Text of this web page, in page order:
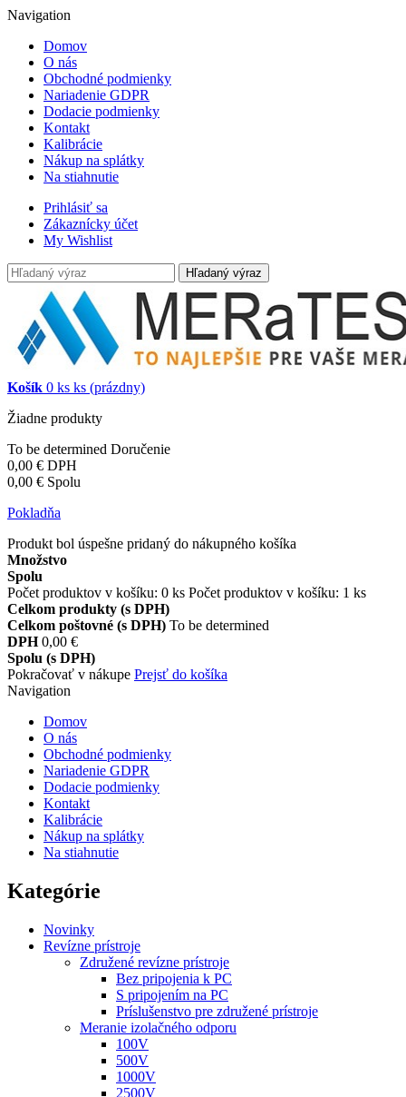
Navigation
Domov
O nás
Obchodné podmienky
Nariadenie GDPR
Dodacie podmienky
Kontakt
Kalibrácie
Nákup na splátky
Na stiahnutie
Prihlásiť sa
Zákaznícky účet
My Wishlist
Hľadaný výraz
Košík 0 ks ks (prázdny)
Žiadne produkty
To be determined Doručenie
0,00 € DPH
0,00 € Spolu
Pokladňa
Produkt bol úspešne pridaný do nákupného košíka
Množstvo
Spolu
Počet produktov v košíku: 0 ks Počet produktov v košíku: 1 ks
Celkom produkty (s DPH)
Celkom poštovné (s DPH) To be determined
DPH 0,00 €
Spolu (s DPH)
Pokračovať v nákupe Prejsť do košíka
Navigation
Domov
O nás
Obchodné podmienky
Nariadenie GDPR
Dodacie podmienky
Kontakt
Kalibrácie
Nákup na splátky
Na stiahnutie
Kategórie
Novinky
Revízne prístroje
Združené revízne prístroje
Bez pripojenia k PC
S pripojením na PC
Príslušenstvo pre združené prístroje
Meranie izolačného odporu
100V
500V
1000V
2500V